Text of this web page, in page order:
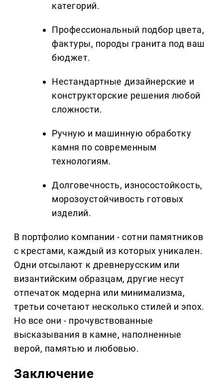
категорий.
Профессиональный подбор цвета,
фактуры, породы гранита под ваш
бюджет.
Нестандартные дизайнерские и
конструкторские решения любой
сложности.
Ручную и машинную обработку
камня по современным
технологиям.
Долговечность, износостойкость,
морозоустойчивость готовых
изделий.
В портфолио компании - сотни памятников
с крестами, каждый из которых уникален.
Одни отсылают к древнерусским или
византийским образцам, другие несут
отпечаток модерна или минимализма,
третьи сочетают несколько стилей и эпох.
Но все они - прочувствованные
высказывания в камне, наполненные
верой, памятью и любовью.
Заключение